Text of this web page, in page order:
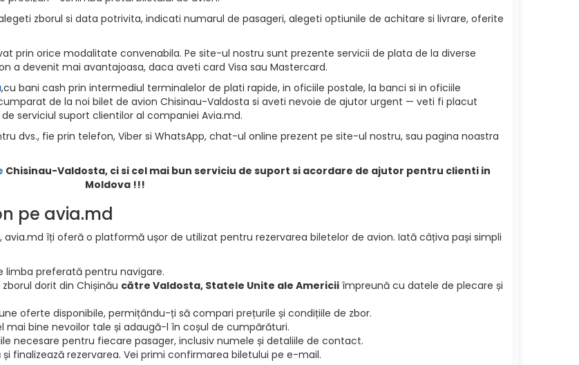
zborul si data potrivita, indicati numarul de pasageri, alegeti optiunile de achitare si livrare, oferite
prin orice modalitate convenabila. Pe site-ul nostru sunt prezente servicii de plata de la diverse
a devenit mai avantajoasa, daca aveti card Visa sau Mastercard.
,cu bani cash prin intermediul terminalelor de plati rapide, in oficiile postale, la banci si in oficiile
de la noi bilet de avion Chisinau-Valdosta si aveti nevoie de ajutor urgent — veti fi placut
serviciul suport clientilor al companiei Avia.md.
dvs., fie prin telefon, Viber si WhatsApp, chat-ul online prezent pe site-ul nostru, sau pagina noastra
Chisinau-Valdosta, ci si cel mai bun serviciu de suport si acordare de ajutor pentru clienti in
Moldova !!!
pe avia.md
îți oferă o platformă ușor de utilizat pentru rezervarea biletelor de avion. Iată câțiva pași simpli
limba preferată pentru navigare.
dorit din Chișinău către Valdosta, Statele Unite ale Americii împreună cu datele de plecare și
oferte disponibile, permițându-ți să compari prețurile și condițiile de zbor.
mai bine nevoilor tale și adaugă-l în coșul de cumpărături.
necesare pentru fiecare pasager, inclusiv numele și detaliile de contact.
finalizează rezervarea. Vei primi confirmarea biletului pe e-mail.